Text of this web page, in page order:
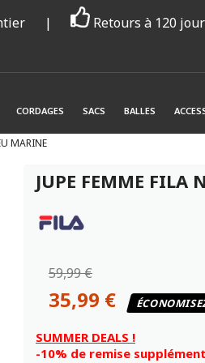
| Retours à 120
CORDAGES SACS BALLES
MARINE
JUPE FEMME FILA
59,99 €
35,99 €
SUMMER DEALS !
-10% de remise